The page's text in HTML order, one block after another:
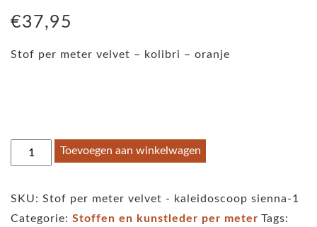
€37,95
Stof per meter velvet – kolibri – oranje
Stof
per
Toevoegen aan winkelwagen
SKU: Stof per meter velvet - kaleidoscoop sienna-1
Categorie: Stoffen en kunstleder per meter Tags: